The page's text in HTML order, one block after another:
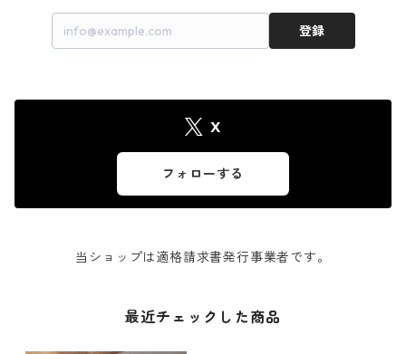
登録
X
フォローする
当ショップは適格請求書発行事業者です。
最近チェックした商品